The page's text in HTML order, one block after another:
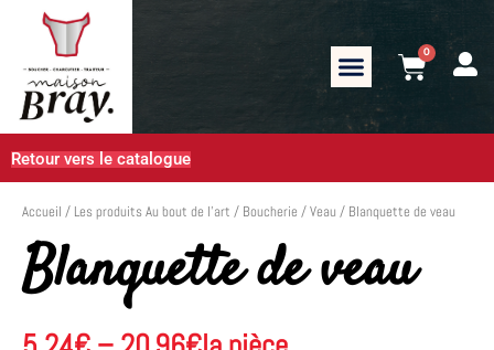
0
Retour vers le catalogue
Accueil / Les produits Au bout de l’art / Boucherie /Veau / Blanquette de veau
Blanquette de veau